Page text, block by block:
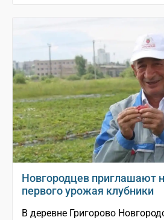
Новгородцев приглашают
первого урожая клубники
В деревне Григорово